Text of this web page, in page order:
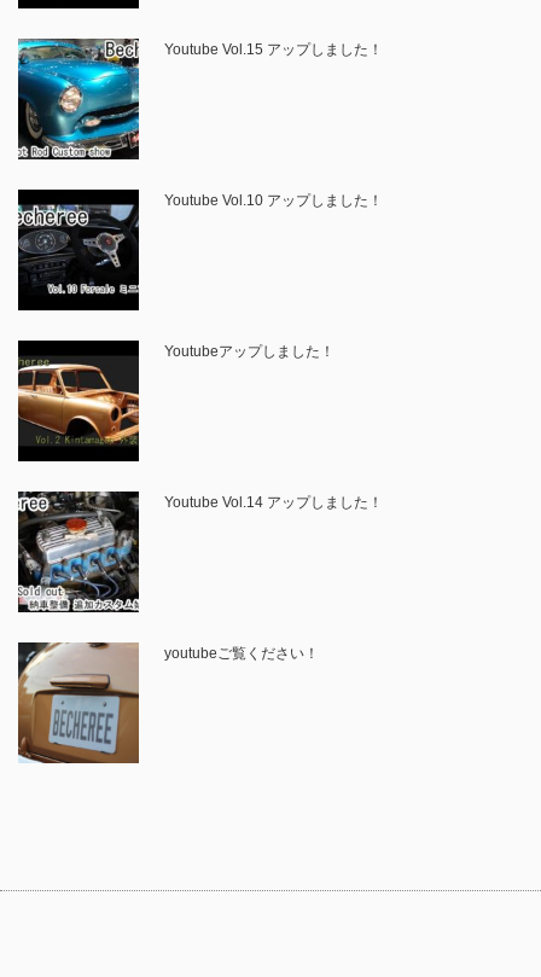
Youtube Vol.15 アップしました！
Youtube Vol.10 アップしました！
Youtubeアップしました！
Youtube Vol.14 アップしました！
youtubeご覧ください！